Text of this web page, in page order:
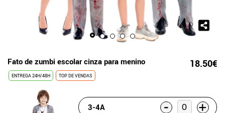
Fato de zumbi escolar cinza para menino 18.50€
ENTREGA 24H/48H TOP DE VENDAS
3-4A - +